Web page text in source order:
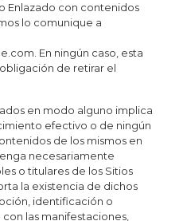
Enlazado con contenidos
lo comunique a
En ningún caso, esta
de retirar el
en modo alguno implica
efectivo o de ningún
de los mismos en
necesariamente
o titulares de los Sitios
la existencia de dichos
identificación o
las manifestaciones,